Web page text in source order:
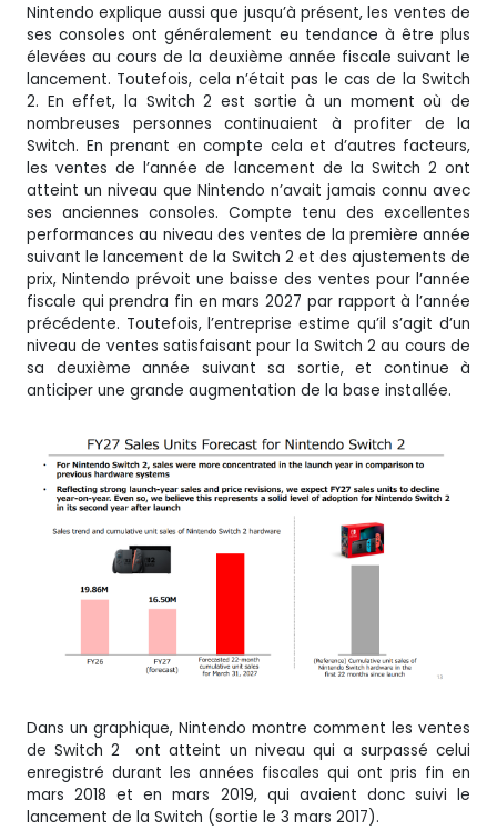
Nintendo explique aussi que jusqu’à présent, les ventes de
ses consoles ont généralement eu tendance à être plus
élevées au cours de la deuxième année fiscale suivant le
lancement. Toutefois, cela n’était pas le cas de la Switch
2. En effet, la Switch 2 est sortie à un moment où de
nombreuses personnes continuaient à profiter de la
Switch. En prenant en compte cela et d’autres facteurs,
les ventes de l’année de lancement de la Switch 2 ont
atteint un niveau que Nintendo n’avait jamais connu avec
ses anciennes consoles. Compte tenu des excellentes
performances au niveau des ventes de la première année
suivant le lancement de la Switch 2 et des ajustements de
prix, Nintendo prévoit une baisse des ventes pour l’année
fiscale qui prendra fin en mars 2027 par rapport à l’année
précédente. Toutefois, l’entreprise estime qu’il s’agit d’un
niveau de ventes satisfaisant pour la Switch 2 au cours de
sa deuxième année suivant sa sortie, et continue à
anticiper une grande augmentation de la base installée.
Dans un graphique, Nintendo montre comment les ventes
de Switch 2 ont atteint un niveau qui a surpassé celui
enregistré durant les années fiscales qui ont pris fin en
mars 2018 et en mars 2019, qui avaient donc suivi le
lancement de la Switch (sortie le 3 mars 2017).